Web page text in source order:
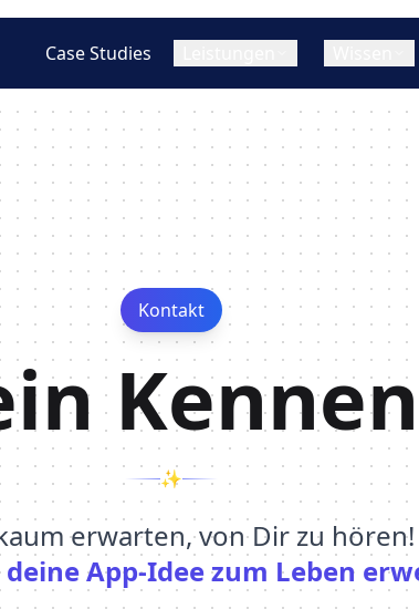
Case Studies
/ Hybride App
App Entwicklung
Native App Entwicklung
Entwicklung
Websites
Web Apps (PWAs)
App Design (UI/
Konzept & Strategie
Wireframing &
vs. Web App (PWA)
vs. Native App
Apps im Vergleich
Warum eine App
lassen?
Was ist hybride /
Was kostet eine App-
Kontakt
✨
erwarten, von Dir zu hören!
App-Idee zum Leben